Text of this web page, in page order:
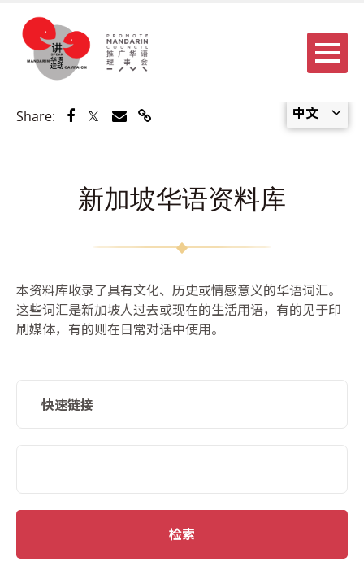
中文
Menu
Share: Share via Facebook
Share via Twitter
Share via Email
Share via Link
新加坡华语资料库
本资料库收录了具有文化、历史或情感意义的华语词汇。
这些词汇是新加坡人过去或现在的生活用语，有的见于印
刷媒体，有的则在日常对话中使用。
快速链接
检索